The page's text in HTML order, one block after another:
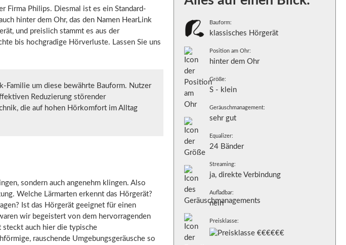
Firma Philips. Diesmal ist es ein Standard-
hinter dem Ohr, das den Namen HearLink
und preislich stammt es aus der
bis hochgradige Hörverluste. Lassen Sie uns
Familie um diese bewährte Bauform. Nutzer
Reduzierung störender
die auf hohen Hörkomfort im Alltag
sondern auch angenehm klingen. Also
Welche Lärmarten erkennt das Hörgerät?
Ist das Hörgerät geeignet für einen
wir begeistert von dem hervorragenden
steckt auch hier die typische
rauschende Umgebungsgeräusche so
Bauform:
klassisches Hörgerät
Position am Ohr:
hinter dem Ohr
Größe:
S - klein
Geräuschmanagement:
sehr gut
Equalizer:
24 Bänder
Streaming:
ja, direkte Verbindung
Aufladbar:
nein
Preisklasse: